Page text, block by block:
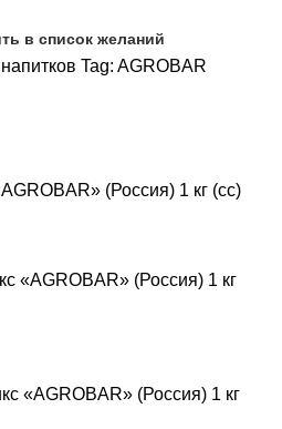
в список желаний
Tag: AGROBAR
(Россия) 1 кг (сс)
«AGROBAR» (Россия) 1 кг
«AGROBAR» (Россия) 1 кг